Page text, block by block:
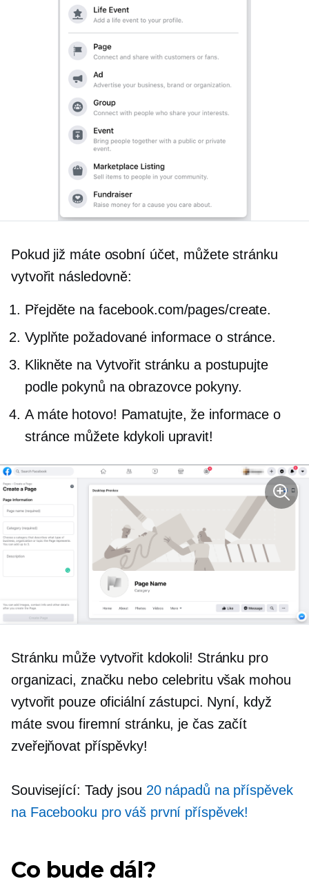
Pokud již máte osobní účet, můžete stránku
vytvořit následovně:
Přejděte na facebook.com/pages/create.
Vyplňte požadované informace o stránce.
Klikněte na Vytvořit stránku a postupujte
podle pokynů na obrazovcepokyny.
A máte hotovo! Pamatujte, že informace o
stránce můžete kdykoli upravit!
Stránku může vytvořit kdokoli! Stránku pro
organizaci, značku nebo celebritu však mohou
vytvořit pouze oficiální zástupci. Nyní, když
máte svou firemní stránku, je čas začít
zveřejňovat příspěvky!
Související: Tady jsou 20 nápadů na příspěvek
na Facebooku pro váš první příspěvek!
Co bude dál?